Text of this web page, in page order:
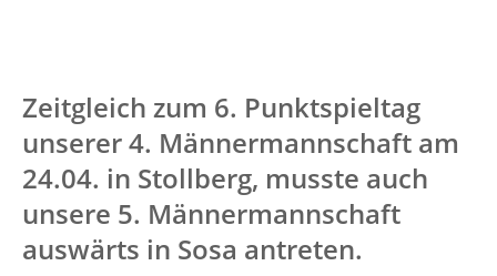
Zeitgleich zum 6. Punktspieltag
unserer 4. Männermannschaft am
24.04. in Stollberg, musste auch
unsere 5. Männermannschaft
auswärts in Sosa antreten.